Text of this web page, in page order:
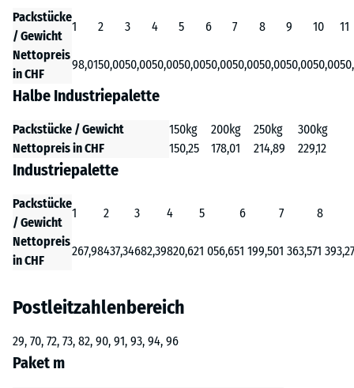
Packstücke
/ Gewicht
1 2 3 4 5 6 7 8 9 10
11
Nettopreis
in CHF
98,0150,0050,0050,0050,0050,0050,0050,0050,0050,00
Halbe Industriepalette
Packstücke / Gewicht 150kg 200kg 250kg
300kg
Nettopreis in CHF
150,25 178,01 214,89 229,12
Industriepalette
Packstücke
/ Gewicht
1 2 3 4 5 6 7
8
Nettopreis
in CHF
267,98437,34682,39820,621 056,651 199,501 363,571 393,27
Postleitzahlenbereich
29, 70, 72, 73, 82, 90, 91, 93, 94, 96
Paket m